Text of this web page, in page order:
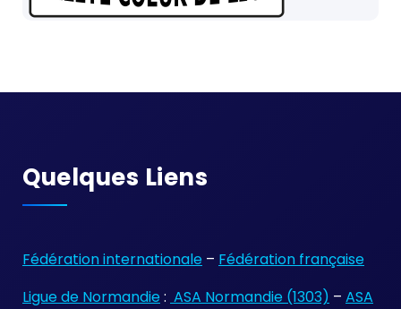
Quelques Liens
Fédération internationale – Fédération française
Ligue de Normandie : ASA Normandie (1303) – ASA